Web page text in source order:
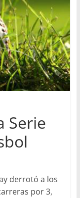
Serie
derrotó a los
por 3,